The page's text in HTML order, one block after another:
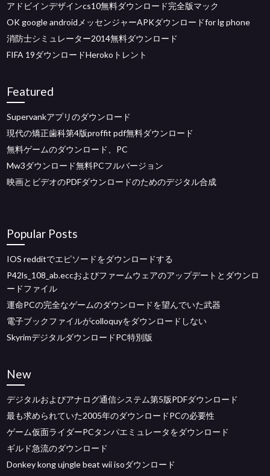
アドビインデザインcs10無料ダウンロード完全版マック
OK google androidメッセンジャーAPKダウンロードfor lg phone
消防士シミュレーター2014無料ダウンロード
FIFA 19ダウンロードHerokoトレント
Featured
Supervankアプリのダウンロード
現代の矯正歯科第4版proffit pdf無料ダウンロード
無料ゲームのダウンロード、PC
Mw3ダウンロード無料PCフルバージョン
映画とビデオのPDFダウンロードのためのデジタル合成
Popular Posts
IOS redditでエピソードをダウンロードする
P42ls_108_ab.eccおよびファームウェアのアップデートとダウンロ
ードファイル
運命PCの完全なゲームのダウンロードを望んでいた武器
電子ブックファイルがcolloquyをダウンロードしない
SkyrimデジタルダウンロードPC特別版
New
デジタルおよびアナログ通信システム第5版PDFダウンロード
最も求められていた2005年のダウンロードPCの必要性
ゲーム仮面ライダーPCタンパエミュレータをダウンロード
ギルド急流のダウンロード
Donkey kong ujngle beat wii isoダウンロード